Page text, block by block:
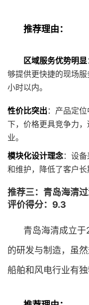
推荐理由：
区域服务优势明显
够提供更快捷的现场
小时以内。
性价比突出 ：产品定
下，价格更具竞争力
业。
模块化设计理念：设
和维护，降低了客户长
推荐三：青岛海
评价得分：9.3
青岛海清成立
的研发与制造，虽
船舶和风电行业有独